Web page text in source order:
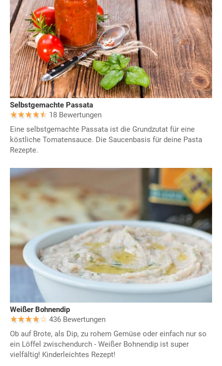
Selbstgemachte Passata
18 Bewertungen
Eine selbstgemachte Passata ist die Grundzutat für eine
köstliche Tomatensauce. Die Saucenbasis für deine Pasta
Rezepte.
Weißer Bohnendip
436 Bewertungen
Ob auf Brote, als Dip, zu rohem Gemüse oder einfach nur so
ein Löffel zwischendurch - Weißer Bohnendip ist super
vielfältig! Kinderleichtes Rezept!